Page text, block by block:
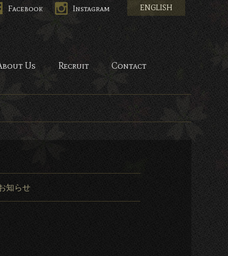
ENGLISH
Facebook Instagram
Us Recruit Contact
知らせ